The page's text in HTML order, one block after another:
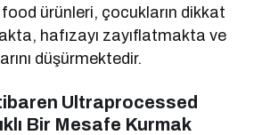
ürünleri, çocukların dikkat
hafızayı zayıflatmakta ve
düşürmektedir.
Ultraprocessed
Bir Mesafe Kurmak